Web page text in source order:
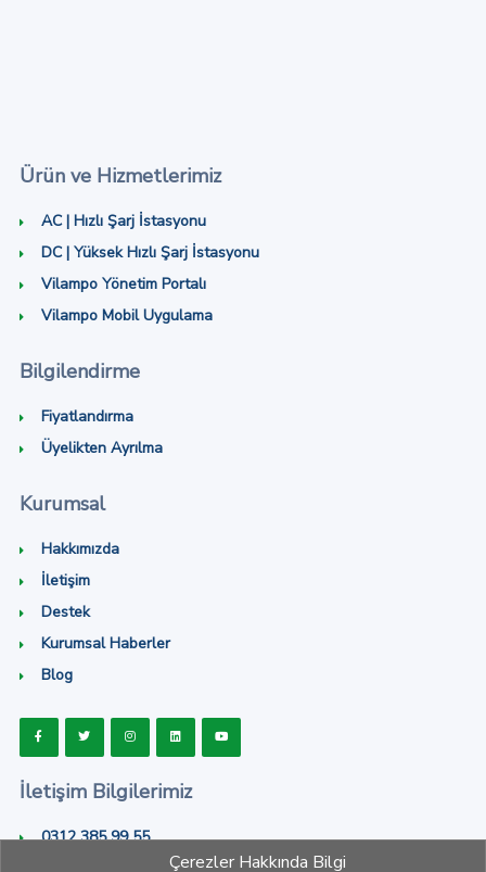
Ürün ve Hizmetlerimiz
AC | Hızlı Şarj İstasyonu
DC | Yüksek Hızlı Şarj İstasyonu
Vilampo Yönetim Portalı
Vilampo Mobil Uygulama
Bilgilendirme
Fiyatlandırma
Üyelikten Ayrılma
Kurumsal
Hakkımızda
İletişim
Destek
Kurumsal Haberler
Blog
İletişim Bilgilerimiz
0312 385 99 55
Çerezler Hakkında Bilgi